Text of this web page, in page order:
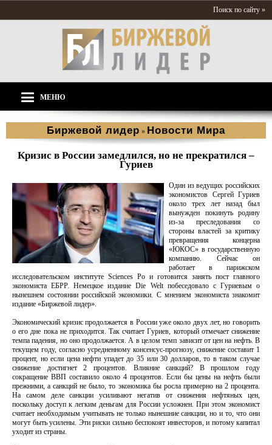
Поиск по сайту »
МЕНЮ
Биржевой лидер » Новости Мира
Кризис в России замедлился, но не прекратился –
Гуриев
Один из ведущих российских
экономистов Сергей Гуриев
около трех лет назад был
вынужден покинуть родину
из-за преследования со
стороны властей за критику
превращения концерна
«ЮКОС» в государственную
компанию. Сейчас он
работает в парижском
исследовательском институте Sciences Po и готовится занять пост главного
экономиста ЕБРР. Немецкое издание Die Welt побеседовало с Гуриевым о
нынешнем состоянии российской экономики. С мнением экономиста знакомит
издание «Биржевой лидер».
Экономический кризис продолжается в России уже около двух лет, но говорить
о его дне пока не приходится. Так считает Гуриев, который отмечает снижение
темпа падения, но оно продолжается. А в целом темп зависит от цен на нефть. В
текущем году, согласно усредненному консенсус-прогнозу, снижение составит 1
процент, но если цена нефти упадет до 35 или 30 долларов, то в таком случае
снижение достигнет 2 процентов. Влияние санкций? В прошлом году
сокращение ВВП составило около 4 процентов. Если бы цены на нефть были
прежними, а санкций не было, то экономика бы росла примерно на 2 процента.
На самом деле санкции усиливают негатив от снижения нефтяных цен,
поскольку доступ к легким деньгам для России усложнен. При этом экономист
считает необходимым учитывать не только нынешние санкции, но и то, что они
могут быть усилены. Эти риски сильно беспокоят инвесторов, и потому капитал
уходит из страны.